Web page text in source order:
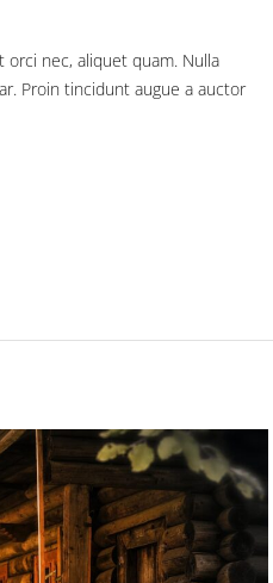
nec, aliquet quam. Nulla
Proin tincidunt augue a auctor